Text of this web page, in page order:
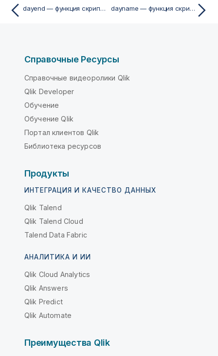
dayend — функция скриптa и диаграммы dayname — функция скриптa и диаграммы
Справочные Ресурсы
Справочные видеоролики Qlik
Qlik Developer
Обучение
Обучение Qlik
Портал клиентов Qlik
Библиотека ресурсов
Продукты
ИНТЕГРАЦИЯ И КАЧЕСТВО ДАННЫХ
Qlik Talend
Qlik Talend Cloud
Talend Data Fabric
АНАЛИТИКА И ИИ
Qlik Cloud Analytics
Qlik Answers
Qlik Predict
Qlik Automate
Преимущества Qlik